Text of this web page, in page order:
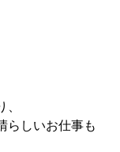
らしいお仕事も